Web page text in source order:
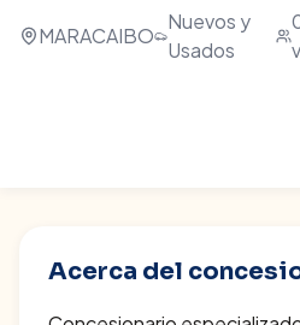
MARACAIBO
Nuevos y
Usados
Acerca del